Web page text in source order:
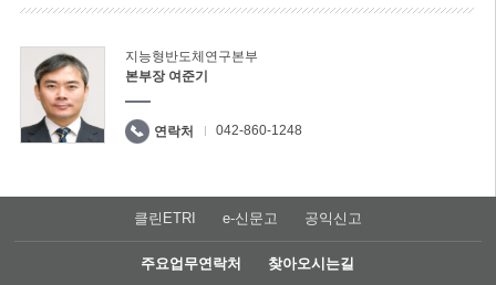
지능형반도체연구본부
본부장 여준기
연락처 042-860-1248
클린ETRI e-신문고 공익신고
주요업무연락처 찾아오시는길